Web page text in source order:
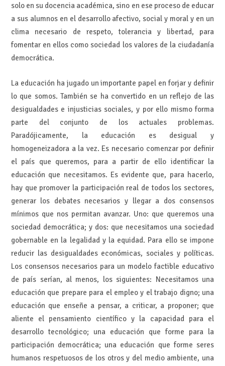
solo en su docencia académica, sino en ese proceso de educar
a sus alumnos en el desarrollo afectivo, social y moral y en un
clima necesario de respeto, tolerancia y libertad, para
fomentar en ellos como sociedad los valores de la ciudadanía
democrática.
La educación ha jugado un importante papel en forjar y definir
lo que somos. También se ha convertido en un reflejo de las
desigualdades e injusticias sociales, y por ello mismo forma
parte del conjunto de los actuales problemas.
Paradójicamente, la educación es desigual y
homogeneizadora a la vez. Es necesario comenzar por definir
el país que queremos, para a partir de ello identificar la
educación que necesitamos. Es evidente que, para hacerlo,
hay que promover la participación real de todos los sectores,
generar los debates necesarios y llegar a dos consensos
mínimos que nos permitan avanzar. Uno: que queremos una
sociedad democrática; y dos: que necesitamos una sociedad
gobernable en la legalidad y la equidad. Para ello se impone
reducir las desigualdades económicas, sociales y políticas.
Los consensos necesarios para un modelo factible educativo
de país serían, al menos, los siguientes: Necesitamos una
educación que prepare para el empleo y el trabajo digno; una
educación que enseñe a pensar, a criticar, a proponer; que
aliente el pensamiento científico y la capacidad para el
desarrollo tecnológico; una educación que forme para la
participación democrática; una educación que forme seres
humanos respetuosos de los otros y del medio ambiente, una